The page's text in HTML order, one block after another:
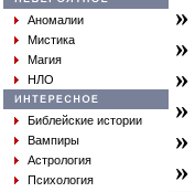
Аномалии
Мистика
Магия
НЛО
Библейские истории
Вампиры
Астрология
Психология
»
»
»
»
»
»